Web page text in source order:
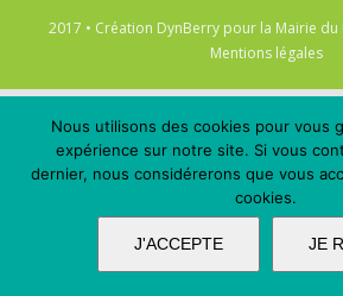
2017 • Création DynBerry pour la Mairie du
Mentions légales
Nous utilisons des cookies pour vous
expérience sur notre site. Si vous
dernier, nous considérerons que vous
cookies.
J'ACCEPTE JE